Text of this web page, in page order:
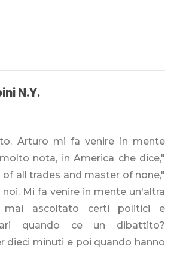
N.Y.
Arturo mi fa venire in mente
nota, in America che dice,"
of all trades and master of none,"
Mi fa venire in mente un'altra
mai ascoltato certi politici e
quando ce un dibattito?
dieci minuti e poi quando hanno